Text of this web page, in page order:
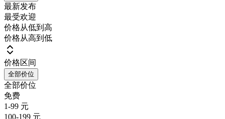
最新发布
最受欢迎
价格从低到高
价格从高到低
价格区间
全部价位
全部价位
免费
1-99 元
100-199 元